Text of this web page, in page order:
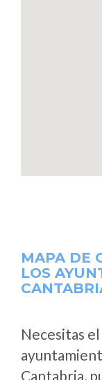
MAPA DE
LOS
Necesitas
Cantabria,